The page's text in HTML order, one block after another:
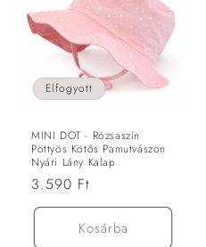
Elfogyott
MINI DOT - Rózsaszín
Pöttyös Kötős Pamutvászon
Nyári Lány Kalap
Normál
ár
3.590 Ft
Kosárba